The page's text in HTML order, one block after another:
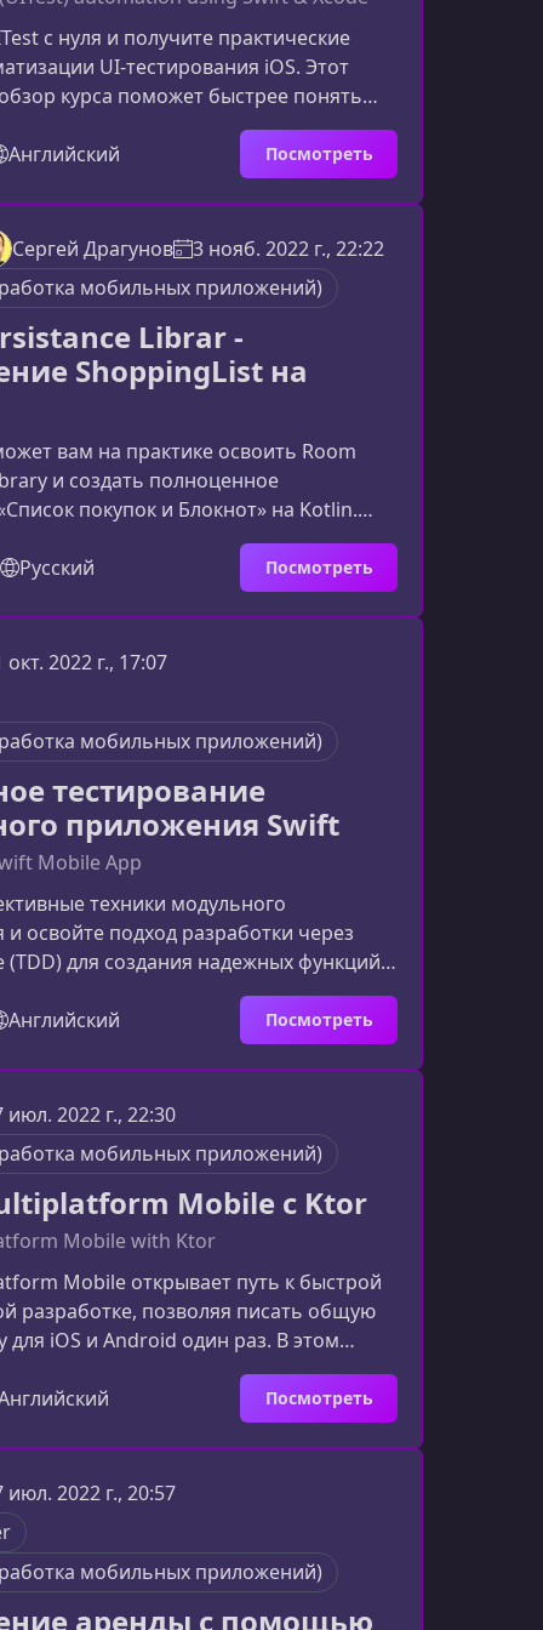
с нуля и получите практические
UI‑тестирования iOS. Этот
курса поможет быстрее понять
и привлечет целевую аудиторию
и iOS‑разработчиков,
UI‑автоматизацию в Xcode и
создан для тех, кто хочет уверенно
для iOS‑приложений и использовать
проверки
интерфейс
Английский Посмотреть
Сергей Драгунов
3 нояб. 2022 г., 22:22
мобильных приложений)
Librar -
ShoppingList на
вам на практике освоить Room
и создать полноценное
покупок и Блокнот» на Kotlin.
вокруг реального проекта, что
материала максимально понятным,
эффективным.О чём этот курсКурс
на глубоком изучении Room и работе с
данных SQLite, а также на создании
правильного Android‑приложения с
Русский Посмотреть
окт. 2022 г., 17:07
мобильных приложений)
тестирование
приложения Swift
Mobile App
техники модульного
и освойте подход разработки через
(TDD) для создания надежных функций
на Swift. Этот курс проведет
практического внедрения тестов на
— функции регистрации
в архитектуре Model-View-Presenter.Что
обученияКурс объединяет
помогая вам уверенно применять
в реальн
Английский Посмотреть
июл. 2022 г., 22:30
мобильных приложений)
Mobile с Ktor
Mobile with Ktor
Mobile открывает путь к быстрой
разработке, позволяя писать общую
для iOS и Android один раз. В этом
курса вы узнаете, как применять
сервер GraphQL на базе Ktor и
общий репозиторий, используя только
в этом курсеКурс знакомит с
KMM и демонстрирует
от создания серверной
Посмотреть
июл. 2022 г., 20:57
мобильных приложений)
аренды с помощью